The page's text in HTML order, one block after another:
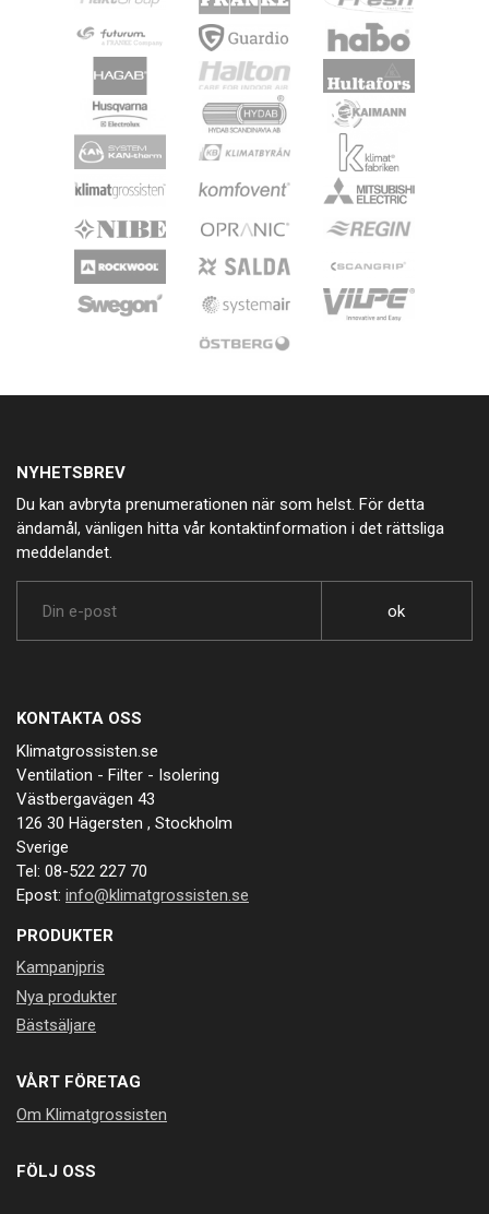
NYHETSBREV
Du kan avbryta prenumerationen när som helst. För detta
ändamål, vänligen hitta vår kontaktinformation i det rättsliga
meddelandet.
KONTAKTA OSS
Klimatgrossisten.se
Ventilation - Filter - Isolering
Västbergavägen 43
126 30 Hägersten , Stockholm
Sverige
Tel: 08-522 227 70
Epost: info@klimatgrossisten.se
PRODUKTER
Kampanjpris
Nya produkter
Bästsäljare
VÅRT FÖRETAG
Om Klimatgrossisten
FÖLJ OSS